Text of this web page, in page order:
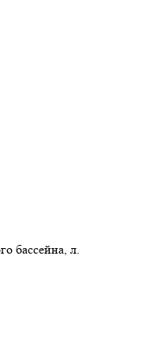
бассейна, л.